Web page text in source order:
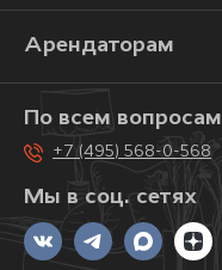
Арендаторам
Мы в соц. сетях
По всем вопросам
+7 (495) 568-0-568